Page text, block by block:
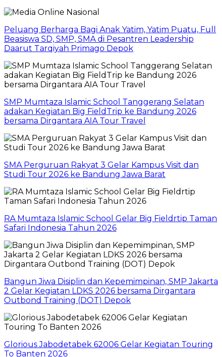
Peluang Berharga Bagi Anak Yatim, Yatim Puatu, Full
Beasiswa SD, SMP, SMA di Pesantren Leadership
Daarut Tarqiyah Primago Depok
SMP Mumtaza Islamic School Tanggerang Selatan
adakan Kegiatan Big FieldTrip ke Bandung 2026
bersama Dirgantara AIA Tour Travel
SMA Perguruan Rakyat 3 Gelar Kampus Visit dan
Studi Tour 2026 ke Bandung Jawa Barat
RA Mumtaza Islamic School Gelar Big Fieldrtip Taman
Safari Indonesia Tahun 2026
Bangun Jiwa Disiplin dan Kepemimpinan, SMP Jakarta
2 Gelar Kegiatan LDKS 2026 bersama Dirgantara
Outbond Training (DOT) Depok
Glorious Jabodetabek 62006 Gelar Kegiatan Touring
To Banten 2026